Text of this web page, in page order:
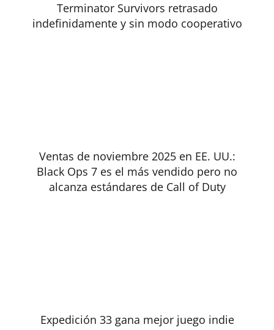
Terminator Survivors retrasado
indefinidamente y sin modo cooperativo
Ventas de noviembre 2025 en EE. UU.:
Black Ops 7 es el más vendido pero no
alcanza estándares de Call of Duty
Expedición 33 gana mejor juego indie